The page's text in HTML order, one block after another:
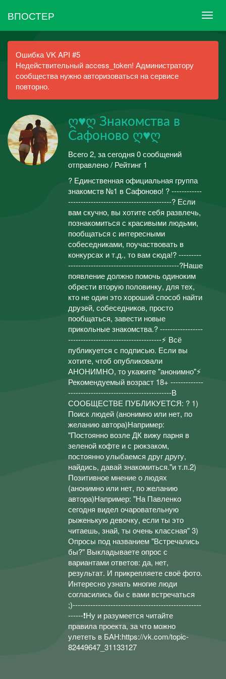
ВПОСТЕР
Ошибка VK API #5
Недействительный access_token! Администратору
сообщества нужно авторизоваться на сервисе
повторно.
ღ♥ღ Знакомства в
Сафоново ღ♥ღ
Всего 2, за сегодня 0 сообщений
отправлено / Рейтинг 1
? Единственная официальная группа
знакомств №1 в Сафоново! ? ------------
-----------------------------------------? Если
вам скучно, вы хотите себя развлечь,
познакомиться с красивыми людьми,
пообщаться с интересными
собеседниками, поучаствовать в
конкурсах и т.д., то вам сюда!? ---------
--------------------------------------------?Наше
появление должно помочь одиноким
обрести вторую половинку, для тех,
кто не один это хороший способ найти
друзей, собеседников, просто
пообщаться, завести новые
прикольные знакомства.? -----------------
-------------------------------------⚡ Всё
публикуется с подписью. Если вы
хотите, чтоб опубликовали
АНОНИМНО, то укажите "анонимно"⚡
Рекомендуемый возраст 18+ -------------
-----------------------------------------В
СООБЩЕСТВЕ ПУБЛИКУЕТСЯ: ? 1)
Поиск людей (анонимно или нет, по
желанию автора)Например:
"Постоянно возле ДК вижу парня в
зеленой кофте и с рюкзаком,
постоянно улыбаемся друг другу,
найдись, давай знакомиться."и т.п.2)
Позитивное мнение о людях
(анонимно или нет, по желанию
автора)Например: "На Павленко
сегодня видел очаровательную
рыженькую девочку, если ты это
читаешь, знай, ты очень классная" 3)
Опросы под названием "Встречались
бы?" Выкладываете опрос с
вариантами ответов: да, нет,
результат. И прикрепляете своё фото.
Интересно узнать многие люди
согласились бы с вами встречаться
;)---------------------------------------------------
------❗Ну и разумеется читайте
правила проекта, за что можно
улететь в БАН:https://vk.com/topic-
82449647_31133127